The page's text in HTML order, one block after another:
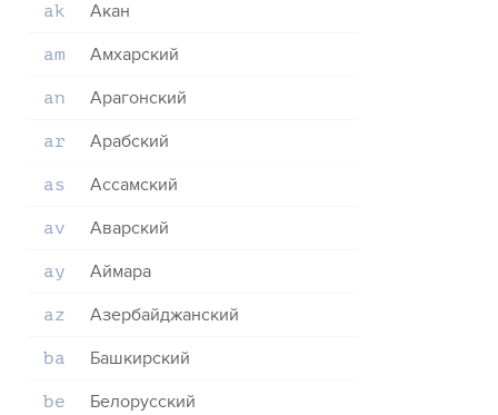
ak Акан
am Амхарский
an Арагонский
ar Арабский
as Ассамский
av Аварский
ay Аймара
az Азербайджанский
ba Башкирский
be Белорусский